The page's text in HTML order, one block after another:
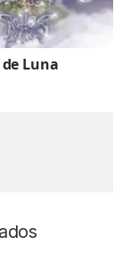
Luna